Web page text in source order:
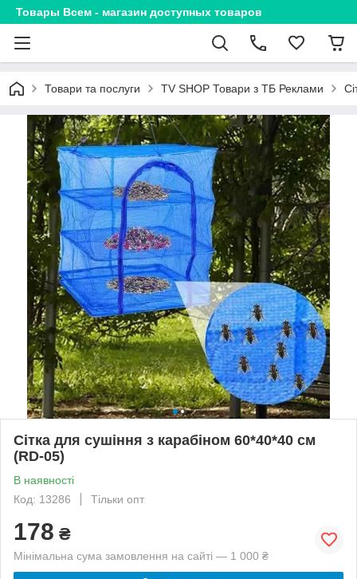
Товары Всем - магазин доступных товаров
Товари та послуги TV SHOP Товари з ТБ Реклами
Сітка для сушіння з карабіном 60*40*40 см
(RD-05)
В наявності
Код: 13286
Тільки опт
178 ₴
Мінімальна сума замовлення на сайті — 1 000 ₴